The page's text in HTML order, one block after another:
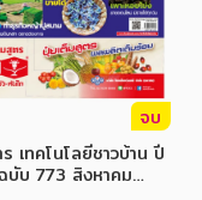
จบ
เทคโนโลยีชาวบ้าน ปี
บับ 773 สิงหาคม